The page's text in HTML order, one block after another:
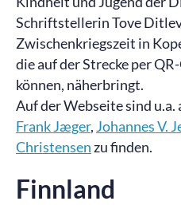
Schriftstellerin Tove
Zwischenkriegszeit in
die auf der Strecke per
können, näherbringt.
Auf der Webseite sind
Frank Jæger, Johannes V.
Christensen zu finden.
Finnland